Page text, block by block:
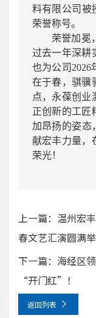
料有限公司被
荣誉称号。
荣誉加冕
过去一年深耕
也为公司
在于春，骐骥
点，永葆创业
正创新的工匠
加昂扬的姿态
献宏丰力量，
荣光！
上一篇：温州宏
春文艺汇演圆满举
下一篇：海经区
“开门红”！
返回列表